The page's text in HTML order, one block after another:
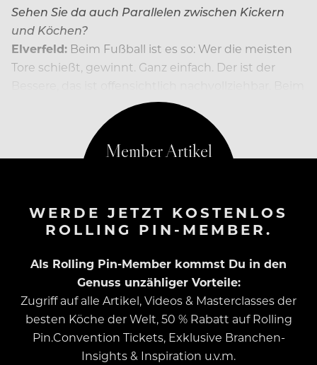
Sehen Sie da auch Parallelen zwischen Kickern
und Köchen?
Elverfeld: Beim Fußball ist es so: Wer die meisten
Tore schießt, gewinnt. Ganz einfach. Der ist der
Essen hingegen ist das immer
WERDE JETZT KOSTENLOS
ROLLING PIN-MEMBER.
Als Rolling Pin-Member kommst Du in den
Genuss unzähliger Vorteile:
Zugriff auf alle Artikel, Videos & Masterclasses der
besten Köche der Welt, 50 % Rabatt auf Rolling
Pin.Convention Tickets, Exklusive Branchen-
Insights & Inspiration u.v.m.